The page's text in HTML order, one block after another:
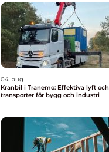
04. aug
Kranbil i Tranemo: Effektiva lyft och
transporter för bygg och industri